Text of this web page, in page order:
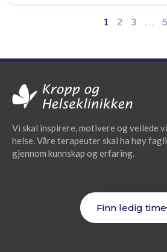
1 2 3 … 5
Vi skal inspirere, motivere og veilede
helse. Våre terapeuter skal ha høy
gjennom kunnskap og erfaring.
Finn ledig time